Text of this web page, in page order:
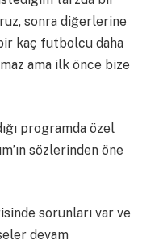
sonra diğerlerine
kaç futbolcu daha
ama ilk önce bize
programda özel
sözlerinden öne
sorunları var ve
devam